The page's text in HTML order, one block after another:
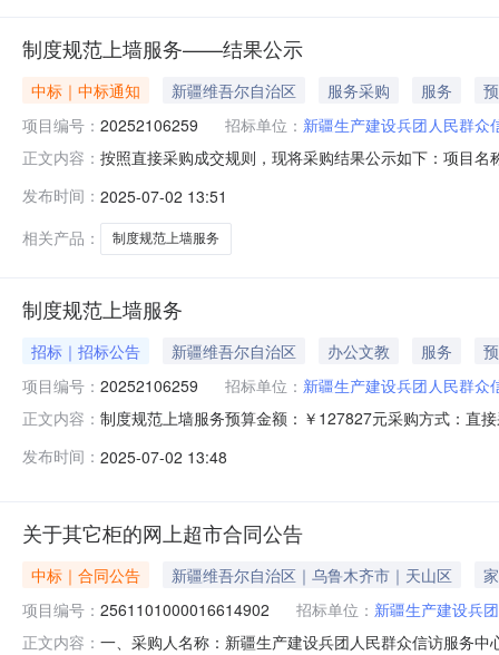
制度规范上墙服务——结果公示
中标｜中标通知 新疆维吾尔自治区 服务采购 服务
项目编号： 20252106259 招标单位： 新疆生产建设兵团人民群众
正文内容： 按照直接采购成交规则，现将采购结果公示如下：项目
润达广告有限公司中选2025-07-02127827.0--
发布时间： 2025-07-02 13:51
相关产品：
制度规范上墙服务
制度规范上墙服务
招标｜招标公告 新疆维吾尔自治区 办公文教 服务
项目编号： 20252106259 招标单位： 新疆生产建设兵团人民群众
正文内容： 制度规范上墙服务预算金额：￥127827元采购方式：直
发布时间： 2025-07-02 13:48
关于其它柜的网上超市合同公告
中标｜合同公告 新疆维吾尔自治区｜乌鲁木齐市｜天山区
项目编号： 2561101000016614902 招标单位： 新疆生产建设兵
正文内容： 一、采购人名称：新疆生产建设兵团人民群众信访服务